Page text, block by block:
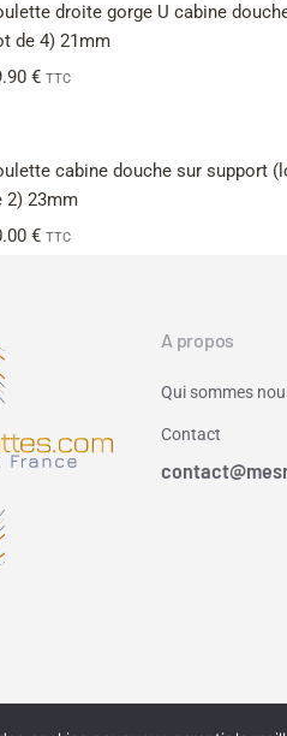
droite gorge U cabine
de 4) 21mm
€ TTC
cabine douche sur support
2) 23mm
€ TTC
A propos
Qui sommes
Contact